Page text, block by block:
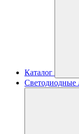
Каталог
Светодиодные